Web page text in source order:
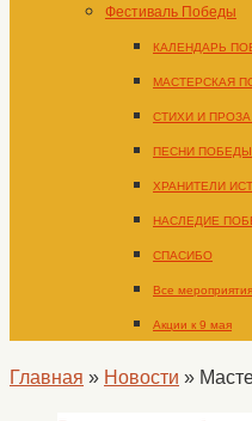
Фестиваль Победы
КАЛЕНДАРЬ
МАСТЕРСКАЯ
СТИХИ И
ПЕСНИ ПОБЕДЫ
ХРАНИТЕЛИ
НАСЛЕДИЕ
СПАСИБО
Все
Акции к 9 мая
Главная » Новости »